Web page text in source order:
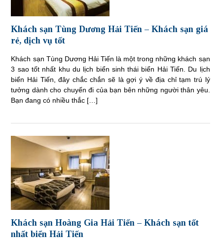
Khách sạn Tùng Dương Hải Tiến – Khách sạn giá
rẻ, dịch vụ tốt
Khách sạn Tùng Dương Hải Tiến là một trong những khách sạn
3 sao tốt nhất khu du lịch biển sinh thái biển Hải Tiến. Du lịch
biển Hải Tiến, đây chắc chắn sẽ là gợi ý về địa chỉ tạm trú lý
tưởng dành cho chuyến đi của bạn bên những người thân yêu.
Bạn đang có nhiều thắc […]
Khách sạn Hoàng Gia Hải Tiến – Khách sạn tốt
nhất biển Hải Tiến